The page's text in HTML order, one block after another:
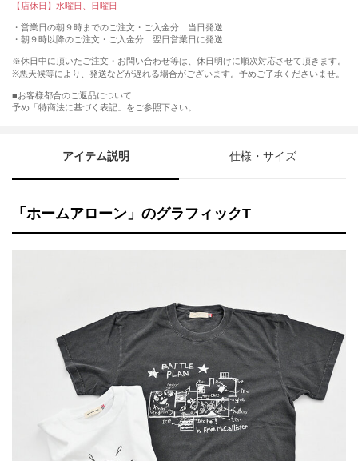
【店休日】水曜日、日曜日
・営業日の朝９時までのご注文・ご入金分…当日発送
・朝９時以降のご注文・ご入金分…翌日営業日に発送
※休日中に頂いたご注文・お問い合わせ等は、休日明けに順次対応させて頂きます。
※悪天候等により、発送などが遅れる場合がございます。予めご了承くださいませ。
■お客様都合のご返品について
予め「特商法に基づく表記」をご参照下さい。
アイテム説明 仕様・サイズ
「ホームアローン」のグラフィックT